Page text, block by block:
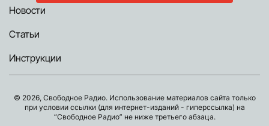
Новости
Статьи
Инструкции
© 2026, Свободное Радио. Использование материалов сайта только
при условии ссылки (для интернет-изданий - гиперссылка) на
“Свободное Радио” не ниже третьего абзаца.